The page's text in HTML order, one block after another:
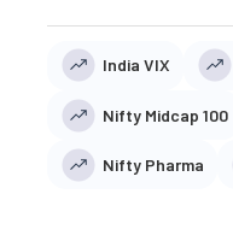
India VIX
Nifty Midcap 100
Nifty Pharma